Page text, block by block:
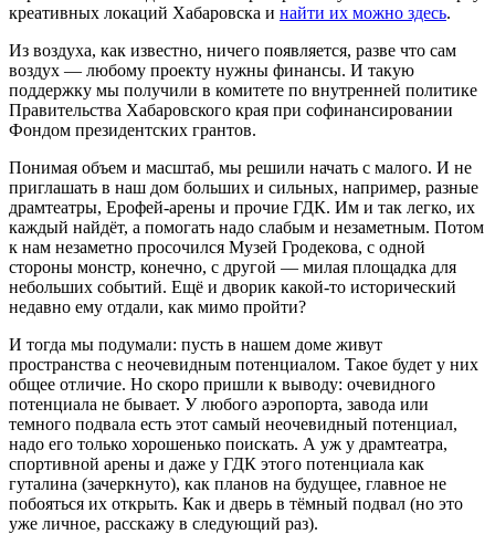
креативных локаций Хабаровска и найти их можно здесь.
Из воздуха, как известно, ничего появляется, разве что сам
воздух — любому проекту нужны финансы. И такую
поддержку мы получили в комитете по внутренней политике
Правительства Хабаровского края при софинансировании
Фондом президентских грантов.
Понимая объем и масштаб, мы решили начать с малого. И не
приглашать в наш дом больших и сильных, например, разные
драмтеатры, Ерофей-арены и прочие ГДК. Им и так легко, их
каждый найдёт, а помогать надо слабым и незаметным. Потом
к нам незаметно просочился Музей Гродекова, с одной
стороны монстр, конечно, с другой — милая площадка для
небольших событий. Ещё и дворик какой-то исторический
недавно ему отдали, как мимо пройти?
И тогда мы подумали: пусть в нашем доме живут
пространства с неочевидным потенциалом. Такое будет у них
общее отличие. Но скоро пришли к выводу: очевидного
потенциала не бывает. У любого аэропорта, завода или
темного подвала есть этот самый неочевидный потенциал,
надо его только хорошенько поискать. А уж у драмтеатра,
спортивной арены и даже у ГДК этого потенциала как
гуталина (зачеркнуто), как планов на будущее, главное не
побояться их открыть. Как и дверь в тёмный подвал (но это
уже личное, расскажу в следующий раз).